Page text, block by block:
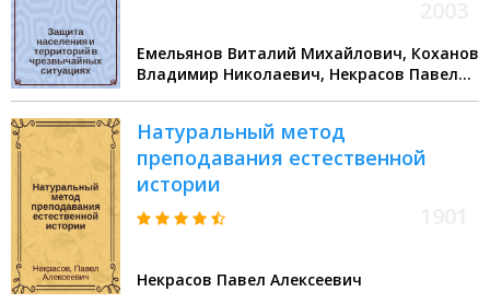
Емельянов Виталий Михайлович, Коханов
Владимир Николаевич, Некрасов Павел
Натуральный метод
преподавания естественной
истории
Некрасов Павел Алексеевич